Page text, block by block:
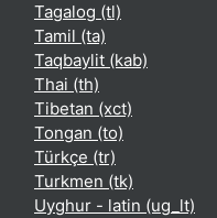
Tagalog ‎(tl)‎
Tamil ‎(ta)‎
Taqbaylit ‎(kab)‎
Thai ‎(th)‎
Tibetan ‎(xct)‎
Tongan ‎(to)‎
Türkçe ‎(tr)‎
Turkmen ‎(tk)‎
Uyghur - latin ‎(ug_lt)‎